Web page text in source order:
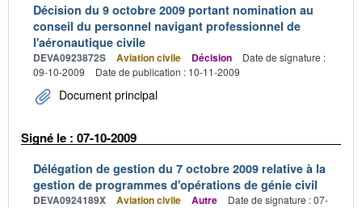
Décision du 9 octobre 2009 portant nomination au
conseil du personnel navigant professionnel de
l'aéronautique civile
DEVA0923872S Aviation civile Décision
Date de signature :
09-10-2009
Date de publication : 10-11-2009
Document principal
Signé le : 07-10-2009
Délégation de gestion du 7 octobre 2009 relative à la
gestion de programmes d'opérations de génie civil
DEVA0924189X Aviation civile Autre
Date de signature : 07-